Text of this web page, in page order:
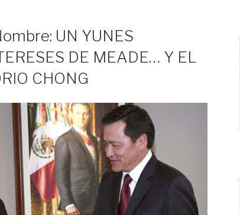
UN YUNES
DE MEADE… Y EL
CHONG